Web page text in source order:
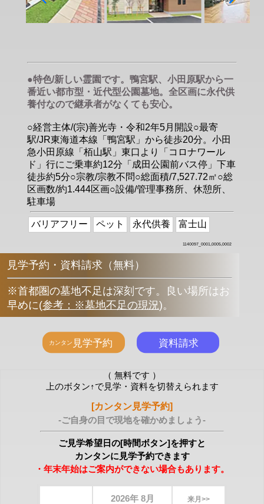
●特色/新しい霊園です。鴨宮駅、小田原駅から一
番近い都市型・近代型公園墓地。全区画に永代供
養付なので継承者がなくても安心。
○経営主体/(宗)善光寺・令和2年5月開設○最寄
駅/JR東海道本線「鴨宮駅」から徒歩20分。小田
急小田原線「栢山駅」東口より「コロナワール
ド」行にご乗車約12分「成田公園前バス停」下車
徒歩約5分○宗教/宗教不問○総面積/7,527.72㎡○総
区画数/約1.444区画○設備/管理事務所、休憩所、
駐車場
バリアフリー ペット 永代供養 富士山
1140097_0001,0005,0002
見学予約・資料請求（無料）
※首都圏の墓地不足は深刻です。良い場所はお
早めに(参考：※墓地不足の現況)。
（ 無料です ）
上のボタン↑で見学・資料を切替えられます
[カンタン見学予約]
-ご自身の目で現地を確かめましょう-
ご見学希望日の[時間ボタン]を押すと
カンタンに見学予約できます
・年末年始はご案内ができない場合もあります。
2026年 8月 来月>>